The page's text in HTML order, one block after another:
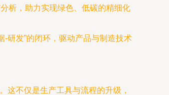
析，助力实现绿色、低碳的精细化
研发”的闭环，驱动产品与制造技术
这不仅是生产工具与流程的升级，